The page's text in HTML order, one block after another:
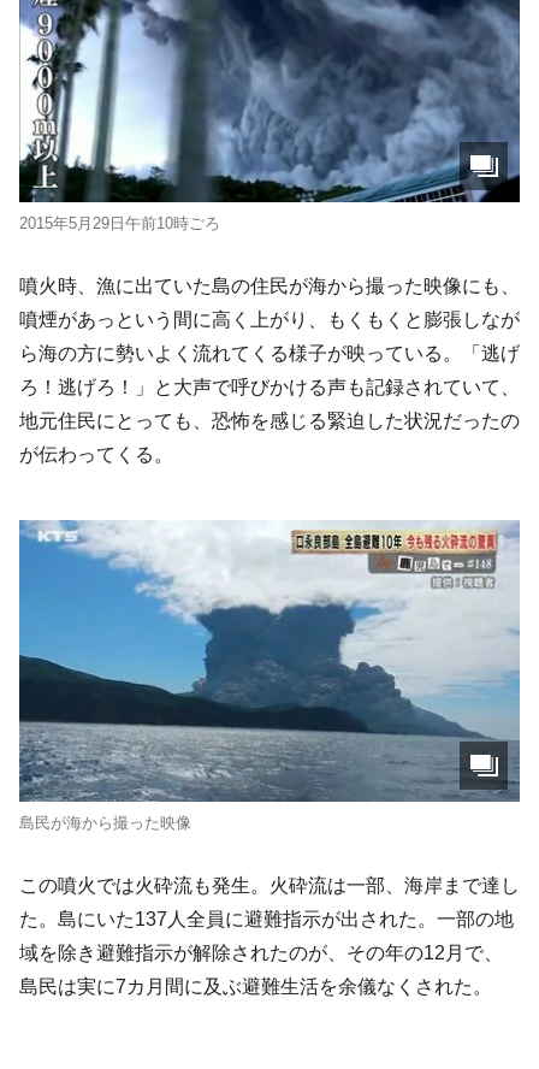
2015年5月29日午前10時ごろ
噴火時、漁に出ていた島の住民が海から撮った映像にも、
噴煙があっという間に高く上がり、もくもくと膨張しなが
ら海の方に勢いよく流れてくる様子が映っている。「逃げ
ろ！逃げろ！」と大声で呼びかける声も記録されていて、
地元住民にとっても、恐怖を感じる緊迫した状況だったの
が伝わってくる。
島民が海から撮った映像
この噴火では火砕流も発生。火砕流は一部、海岸まで達し
た。島にいた137人全員に避難指示が出された。一部の地
域を除き避難指示が解除されたのが、その年の12月で、
島民は実に7カ月間に及ぶ避難生活を余儀なくされた。